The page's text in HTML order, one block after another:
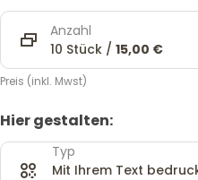
Anzahl
10 Stück / 15,00 €
Preis (inkl. Mwst)
Hier gestalten:
Typ
Mit Ihrem Text